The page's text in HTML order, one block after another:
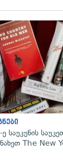
საუკუნის
The New